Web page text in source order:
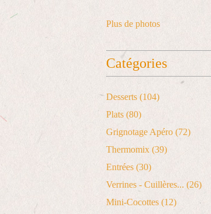
Plus de photos
Catégories
Desserts (104)
Plats (80)
Grignotage Apéro (72)
Thermomix (39)
Entrées (30)
Verrines - Cuillères... (26)
Mini-Cocottes (12)